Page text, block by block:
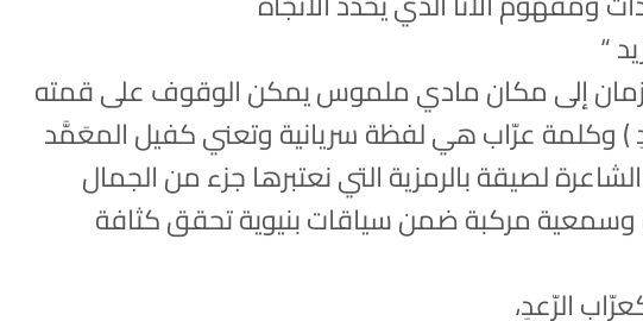
“
إلى مكان مادي ملموس يمكن الوقوف على قمته
) وكلمة عرّاب هي لفظة سريانية وتعني كفيل المعَمَّد
لصيقة بالرمزية التي نعتبرها جزء من الجمال
مركبة ضمن سياقات بنيوية تحقق كثافة
الرّعدِ،